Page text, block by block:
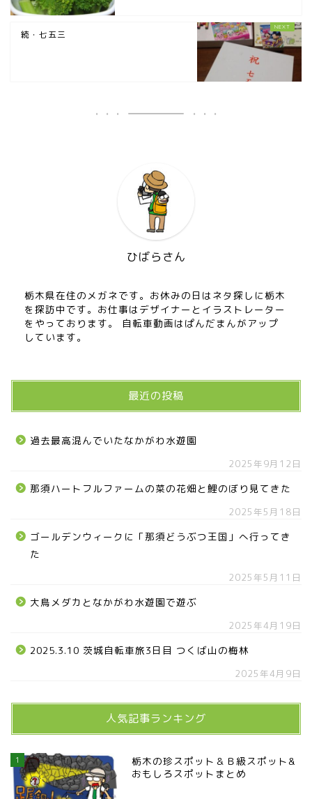
続・七五三
ひばらさん
栃木県在住のメガネです。お休みの日はネタ探しに栃木
を探訪中です。お仕事はデザイナーとイラストレーター
をやっております。 自転車動画はぱんだまんがアップ
しています。
最近の投稿
過去最高混んでいたなかがわ水遊園
2025年9月12日
那須ハートフルファームの菜の花畑と鯉のぼり見てきた
2025年5月18日
ゴールデンウィークに「那須どうぶつ王国」へ行ってき
た
2025年5月11日
大鳥メダカとなかがわ水遊園で遊ぶ
2025年4月19日
2025.3.10 茨城自転車旅3日目 つくば山の梅林
2025年4月9日
人気記事ランキング
1
栃木の珍スポット＆Ｂ級スポット&
おもしろスポットまとめ